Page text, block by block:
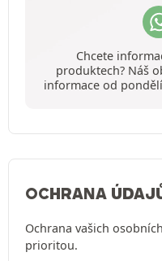
Chcete
produktech? Náš
informace od
OCHRANA
Ochrana vašich
prioritou.